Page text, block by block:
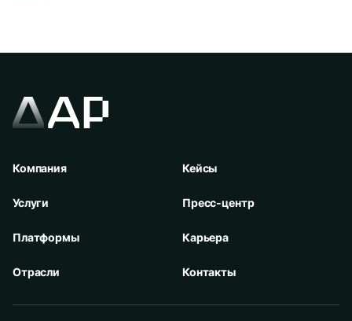
Компания
Услуги
Платформы
Отрасли
Кейсы
Пресс-центр
Карьера
Контакты